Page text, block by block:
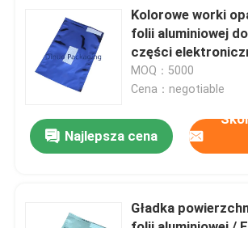
Kolorowe worki
folii aluminiowej
części
MOQ：5000
Cena：negotiable
Najlepsza cena
Gładka